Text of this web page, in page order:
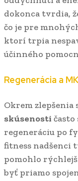
dokonca tvrdia,
čo je pre
ktorí trpia
účinného
Regenerácia a
Okrem zlepšenia
skúsenosti
regeneráciu po
fitness nadšenci
pomohlo
byť priamo